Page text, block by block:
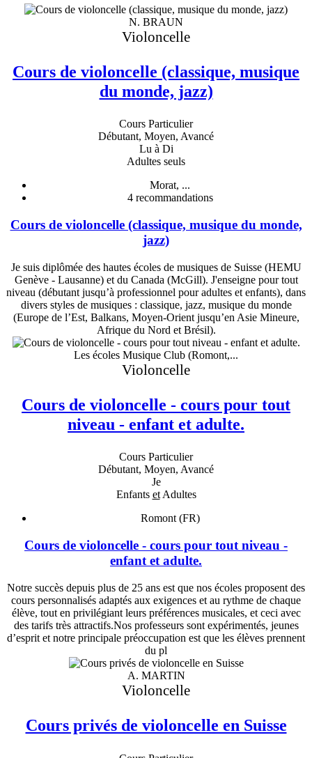
N. BRAUN
Violoncelle
Cours de violoncelle (classique, musique
du monde, jazz)
Cours Particulier
Débutant, Moyen, Avancé
Lu à Di
Adultes seuls
Morat, ...
4recommandations
Cours de violoncelle (classique, musique du monde,
jazz)
Je suis diplômée des hautes écoles de musiques de Suisse (HEMU
Genève - Lausanne) et du Canada (McGill). J'enseigne pour tout
niveau (débutant jusqu’à professionnel pour adultes et enfants), dans
divers styles de musiques : classique, jazz, musique du monde
(Europe de l’Est, Balkans, Moyen-Orient jusqu’en Asie Mineure,
Afrique du Nord et Brésil).
Les écoles Musique Club (Romont,...
Violoncelle
Cours de violoncelle - cours pour tout
niveau - enfant et adulte.
Cours Particulier
Débutant, Moyen, Avancé
Je
Enfants etAdultes
Romont (FR)
Cours de violoncelle - cours pour tout niveau -
enfant et adulte.
Notre succès depuis plus de 25 ans est que nos écoles proposent des
cours personnalisés adaptés aux exigences et au rythme de chaque
élève, tout en privilégiant leurs préférences musicales, et ceci avec
des tarifs très attractifs.Nos professeurs sont expérimentés, jeunes
d’esprit et notre principale préoccupation est que les élèves prennent
du pl
A. MARTIN
Violoncelle
Cours privés de violoncelle en Suisse